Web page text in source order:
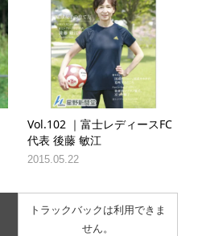
Vol.102 ｜富士レディースFC
代表 後藤 敏江
2015.05.22
トラックバックは利用できま
せん。